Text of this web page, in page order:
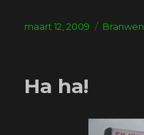
Geplaatst
maart 12, 2009 Tags
Branwen
Ha ha!